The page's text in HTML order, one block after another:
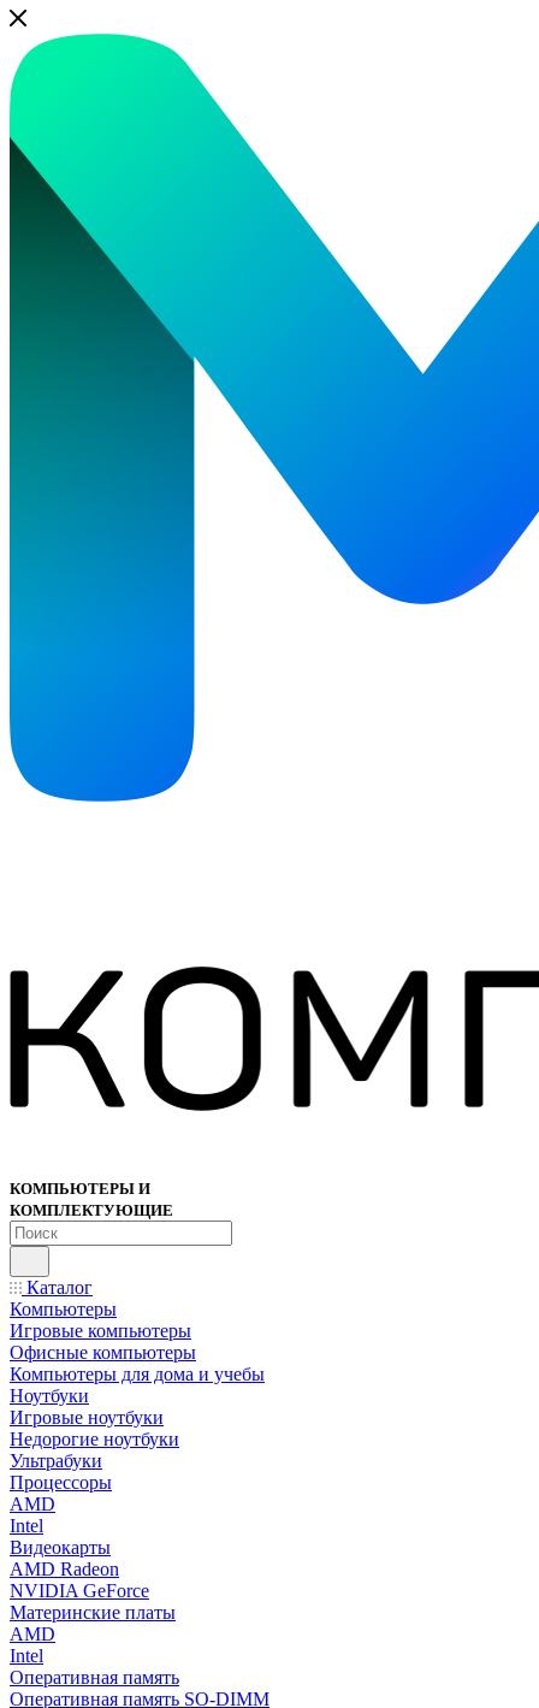
КОМПЬЮТЕРЫ И
КОМПЛЕКТУЮЩИЕ
Каталог
Компьютеры
Игровые компьютеры
Офисные компьютеры
Компьютеры для дома и учебы
Ноутбуки
Игровые ноутбуки
Недорогие ноутбуки
Ультрабуки
Процессоры
AMD
Intel
Видеокарты
AMD Radeon
NVIDIA GeForce
Материнские платы
AMD
Intel
Оперативная память
Оперативная память SO-DIMM